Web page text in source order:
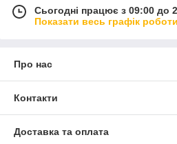
Сьогодні працює з 09:00 до
Показати весь графік роботи
Про нас
Контакти
Доставка та оплата